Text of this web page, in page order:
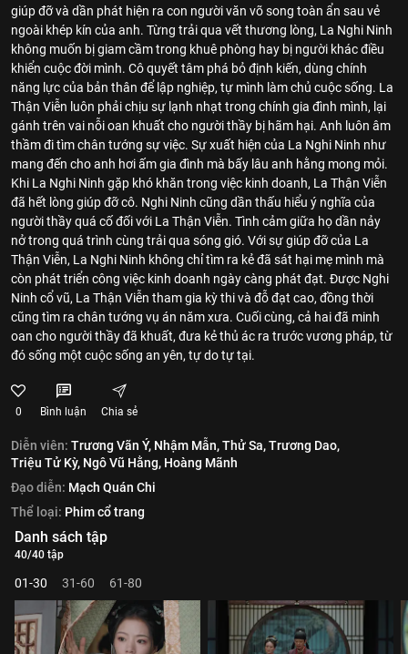
giúp đỡ và dần phát hiện ra con người văn võ song toàn ẩn sau vẻ
ngoài khép kín của anh. Từng trải qua vết thương lòng, La Nghi Ninh
không muốn bị giam cầm trong khuê phòng hay bị người khác điều
khiển cuộc đời mình. Cô quyết tâm phá bỏ định kiến, dùng chính
năng lực của bản thân để lập nghiệp, tự mình làm chủ cuộc sống. La
Thận Viễn luôn phải chịu sự lạnh nhạt trong chính gia đình mình, lại
gánh trên vai nỗi oan khuất cho người thầy bị hãm hại. Anh luôn âm
thầm đi tìm chân tướng sự việc. Sự xuất hiện của La Nghi Ninh như
mang đến cho anh hơi ấm gia đình mà bấy lâu anh hằng mong mỏi.
Khi La Nghi Ninh gặp khó khăn trong việc kinh doanh, La Thận Viễn
đã hết lòng giúp đỡ cô. Nghi Ninh cũng dần thấu hiểu ý nghĩa của
người thầy quá cố đối với La Thận Viễn. Tình cảm giữa họ dần nảy
nở trong quá trình cùng trải qua sóng gió. Với sự giúp đỡ của La
Thận Viễn, La Nghi Ninh không chỉ tìm ra kẻ đã sát hại mẹ mình mà
còn phát triển công việc kinh doanh ngày càng phát đạt. Được Nghi
Ninh cổ vũ, La Thận Viễn tham gia kỳ thi và đỗ đạt cao, đồng thời
cũng tìm ra chân tướng vụ án năm xưa. Cuối cùng, cả hai đã minh
oan cho người thầy đã khuất, đưa kẻ thủ ác ra trước vương pháp, từ
đó sống một cuộc sống an yên, tự do tự tại.
0 Bình luận Chia sẻ
Diễn viên: Trương Vãn Ý, Nhậm Mẫn,Thử Sa,Trương Dao,
Triệu Tử Kỳ, Ngô Vũ Hằng, Hoàng Mãnh
Đạo diễn: Mạch Quán Chi
Thể loại: Phim cổ trang
Danh sách tập
40/40 tập
01-30 31-60 61-80